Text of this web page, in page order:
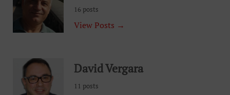
16 posts
View Posts →
David Vergara
11 posts